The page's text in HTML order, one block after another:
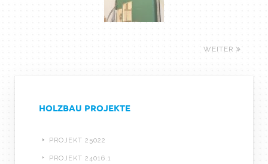
WEITER
HOLZBAU PROJEKTE
PROJEKT 25022
PROJEKT 24016.1